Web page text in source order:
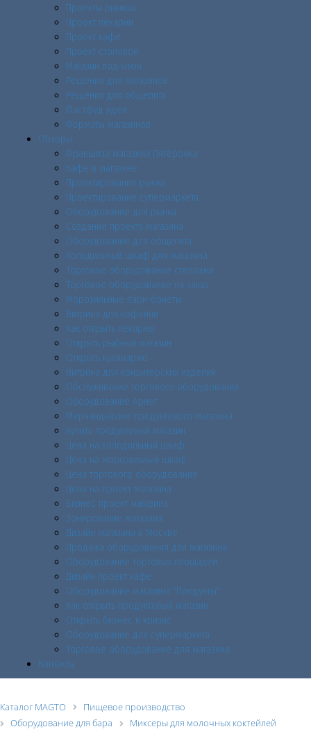
Проекты рынков
Проект пекарни
Проект кафе
Проект столовой
Магазин под ключ
Решения для магазинов
Решения для общепита
Фастфуд идеи
Форматы магазинов
Обзоры
Франшиза магазина Пятёрочка
Кафе в магазине
Проектирование рынка
Проектирование супермаркета
Оборудование для рынка
Создание проекта магазина
Оборудование для общепита
Холодильный шкаф для магазина
Торговое оборудование стеллажи
Торговое оборудование на заказ
Морозильные лари-бонеты
Витрина для кофейни
Как открыть пекарню
Открыть рыбный магазин
Открыть кулинарию
Витрина для кондитерских изделий
Обслуживание торгового оборудования
Оборудование Арнег
Мерчандайзинг продуктового магазина
Купить продуктовый магазин
Цена на холодильный шкаф
Цена на морозильный шкаф
Цена торгового оборудования
Цена на проект магазина
Бизнес проект магазина
Зонирование магазина
Дизайн магазина в Москве
Продажа оборудования для магазина
Оборудование торговых площадей
Дизайн проект кафе
Оборудование магазина "Продукты"
Как открыть продуктовый магазин
Открыть бизнес в кризис
Оборудование для супермаркета
Торговое оборудование для магазина
Контакты
Каталог MAGTO
Пищевое производство
Оборудование для бара
Миксеры для молочных коктейлей